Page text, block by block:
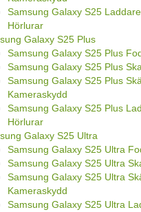
Samsung Galaxy S25
Hörlurar
Galaxy S25 Plus
Samsung Galaxy S25 Plus
Samsung Galaxy S25 Plus
Samsung Galaxy S25 Plus
Kameraskydd
Samsung Galaxy S25 Plus
Hörlurar
Galaxy S25 Ultra
Samsung Galaxy S25 Ultra
Samsung Galaxy S25 Ultra
Samsung Galaxy S25 Ultra
Kameraskydd
Samsung Galaxy S25 Ultra